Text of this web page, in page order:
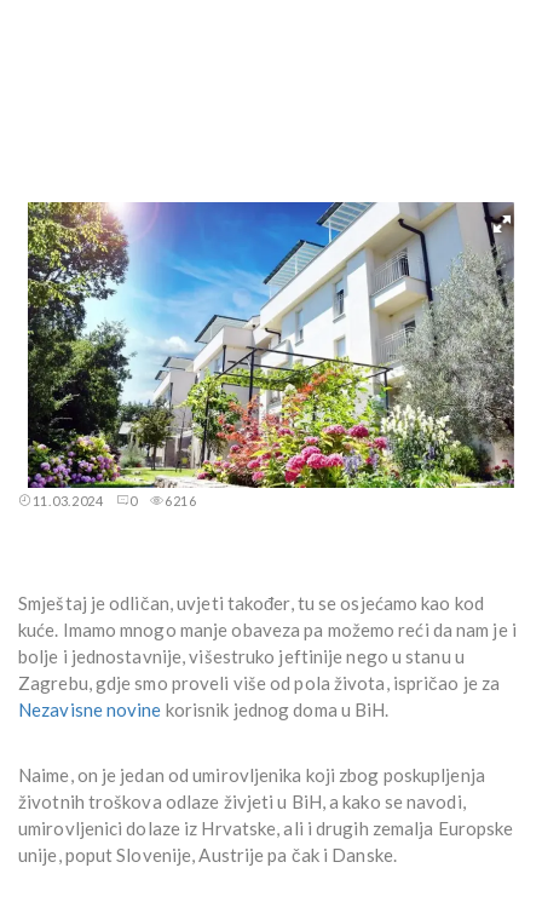
11.03.2024 0 6216
Smještaj je odličan, uvjeti također, tu se osjećamo kao kod
kuće. Imamo mnogo manje obaveza pa možemo reći da nam je i
bolje i jednostavnije, višestruko jeftinije nego u stanu u
Zagrebu, gdje smo proveli više od pola života, ispričao je za
Nezavisne novine korisnik jednog doma u BiH.
Naime, on je jedan od umirovljenika koji zbog poskupljenja
životnih troškova odlaze živjeti u BiH, a kako se navodi,
umirovljenici dolaze iz Hrvatske, ali i drugih zemalja Europske
unije, poput Slovenije, Austrije pa čak i Danske.